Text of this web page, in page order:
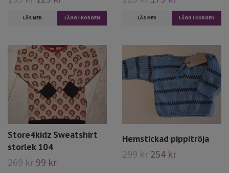
LÄS MER LÄGG I KORGEN LÄS MER LÄGG I KORGEN
Store4kidz Sweatshirt
storlek 104
269 kr 99 kr
Hemstickad pippitröja
299 kr 254 kr